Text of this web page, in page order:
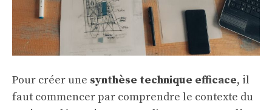
Pour créer une synthèse technique efficace, il
faut commencer par comprendre le contexte du